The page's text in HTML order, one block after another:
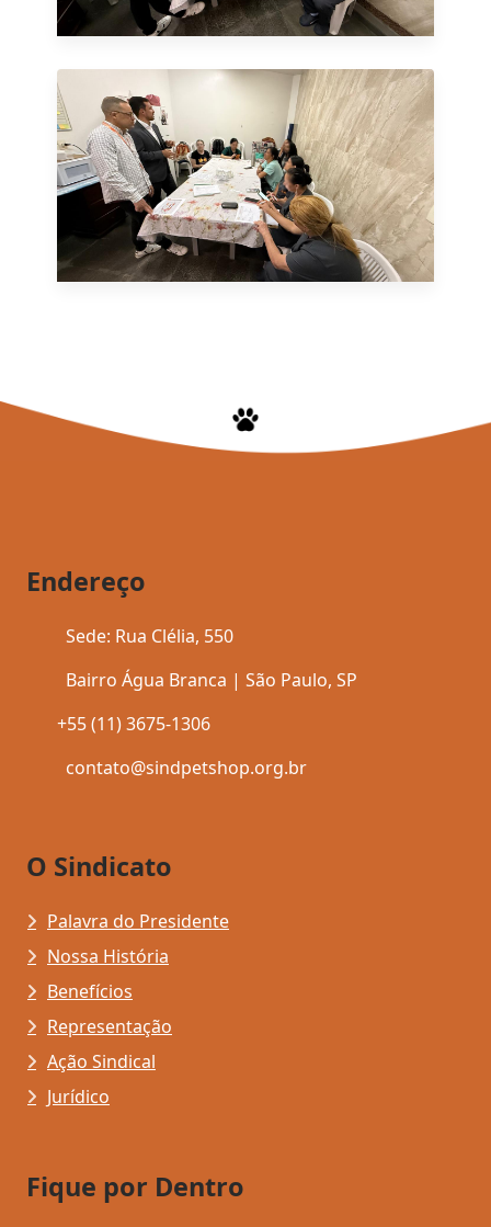
Endereço
Sede: Rua Clélia, 550
Bairro Água Branca | São Paulo, SP
+55 (11) 3675-1306
contato@sindpetshop.org.br
O Sindicato
Palavra do Presidente
Nossa História
Benefícios
Representação
Ação Sindical
Jurídico
Fique por Dentro